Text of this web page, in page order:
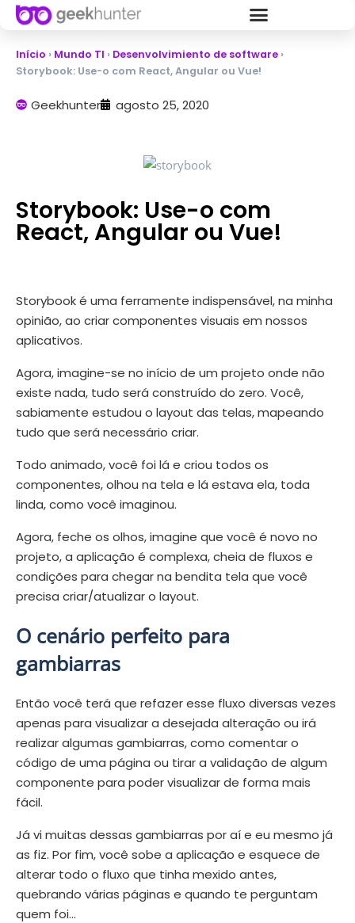
Início › Mundo TI › Desenvolvimiento de software ›
Storybook: Use-o com React, Angular ou Vue!
Geekhunter agosto 25, 2020
Storybook: Use-o com
React, Angular ou Vue!
Storybook é uma ferramente indispensável, na minha
opinião, ao criar componentes visuais em nossos
aplicativos.
Agora, imagine-se no início de um projeto onde não
existe nada, tudo será construído do zero. Você,
sabiamente estudou o layout das telas, mapeando
tudo que será necessário criar.
Todo animado, você foi lá e criou todos os
componentes, olhou na tela e lá estava ela, toda
linda, como você imaginou.
Agora, feche os olhos, imagine que você é novo no
projeto, a aplicação é complexa, cheia de fluxos e
condições para chegar na bendita tela que você
precisa criar/atualizar o layout.
O cenário perfeito para
gambiarras
Então você terá que refazer esse fluxo diversas vezes
apenas para visualizar a desejada alteração ou irá
realizar algumas gambiarras, como comentar o
código de uma página ou tirar a validação de algum
componente para poder visualizar de forma mais
fácil.
Já vi muitas dessas gambiarras por aí e eu mesmo já
as fiz. Por fim, você sobe a aplicação e esquece de
alterar todo o fluxo que tinha mexido antes,
quebrando várias páginas e quando te perguntam
quem foi…